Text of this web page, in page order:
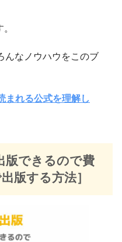
んなノウハウをこのブ
まれる公式を理解し
版できるので費
版する方法］